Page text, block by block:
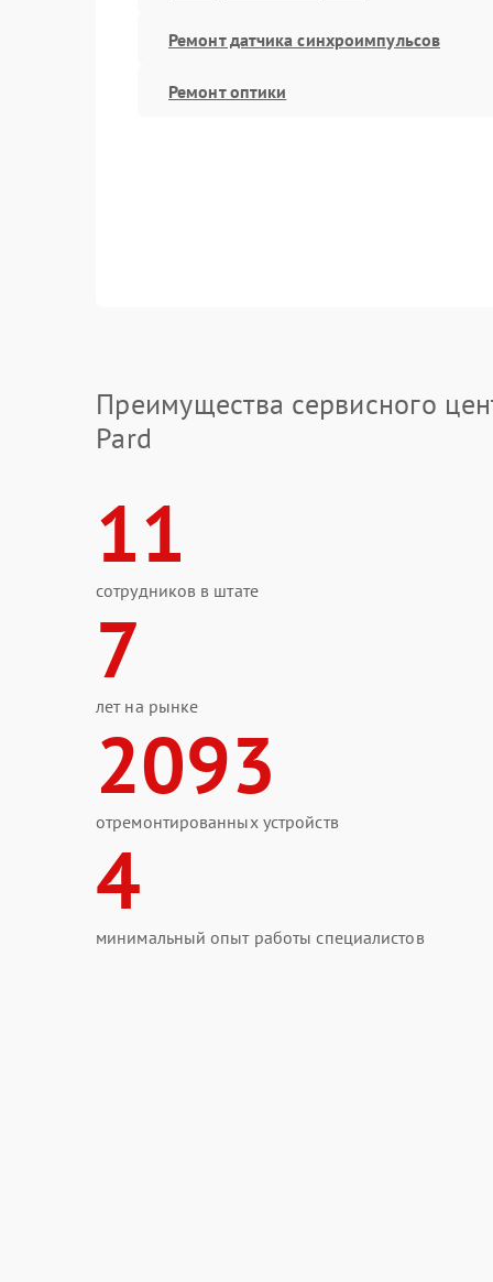
Ремонт датчика синхроимпульсов
Ремонт оптики
Преимущества сервисного
Pard
11
сотрудников в штате
7
лет на рынке
2093
отремонтированных устройств
4
минимальный опыт работы специалистов